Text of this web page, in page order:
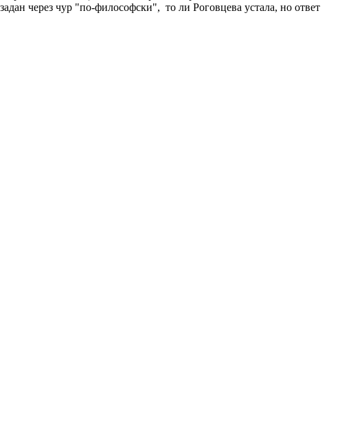
через чур "по-философски", то ли Роговцева устала, но ответ